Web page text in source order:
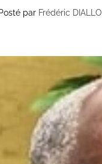
Posté par Frédéric DIALLO